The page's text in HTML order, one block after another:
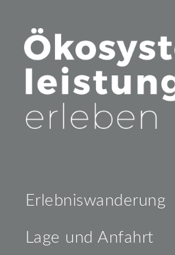
Erlebniswanderung
Lage und Anfahrt